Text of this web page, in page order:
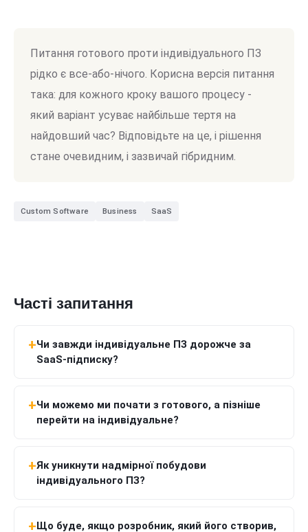
Питання готового проти індивідуального ПЗ
рідко є все-або-нічого. Корисна версія питання
така: для кожного кроку вашого процесу -
який варіант усуває найбільше тертя на
найдовший час? Відповідьте на це, і рішення
стане очевидним, і зазвичай гібридним.
Custom Software Business SaaS
Часті запитання
Чи завжди індивідуальне ПЗ дорожче за
SaaS-підписку?
Чи можемо ми почати з готового, а пізніше
перейти на індивідуальне?
Як уникнути надмірної побудови
індивідуального ПЗ?
Що буде, якщо розробник, який його створив,